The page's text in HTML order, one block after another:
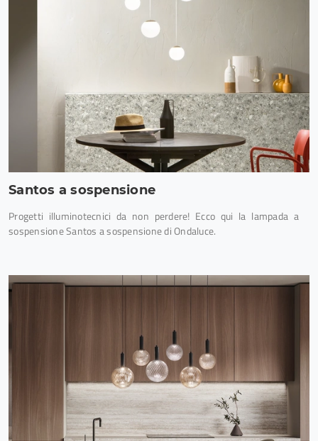
Santos a sospensione
Progetti illuminotecnici da non perdere! Ecco qui la lampada a
sospensione Santos a sospensione di Ondaluce.